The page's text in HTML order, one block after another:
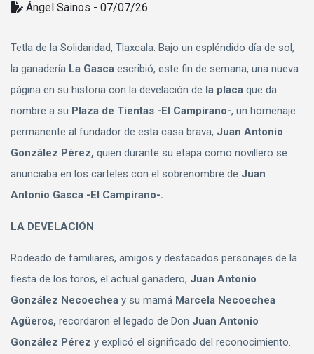
Ángel Sainos - 07/07/26
Tetla de la Solidaridad, Tlaxcala. Bajo un espléndido día de sol,
la ganadería La Gasca escribió, este fin de semana, una nueva
página en su historia con la develación de la placa que da
nombre a su Plaza de Tientas -El Campirano-, un homenaje
permanente al fundador de esta casa brava, Juan Antonio
González Pérez, quien durante su etapa como novillero se
anunciaba en los carteles con el sobrenombre de Juan
Antonio Gasca -El Campirano-.
LA DEVELACIÓN
Rodeado de familiares, amigos y destacados personajes de la
fiesta de los toros, el actual ganadero, Juan Antonio
González Necoechea y su mamá Marcela Necoechea
Agüeros, recordaron el legado de Don Juan Antonio
González Pérez y explicó el significado del reconocimiento.